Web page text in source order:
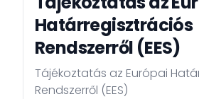
Határregisztrációs
Rendszerről (EES)
Tájékoztatás az Európai
Rendszerről (EES)